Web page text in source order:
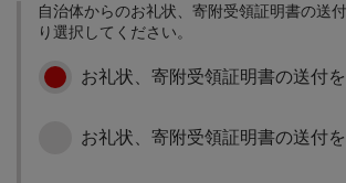
りと地域コミュ
新たなビジネス
自治体からのお礼状、寄附受領証明書の送
り選択してください。
お礼状、寄附受領証明書の送付
お礼状、寄附受領証明書の送付